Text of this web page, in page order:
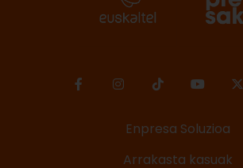
Enpresa Soluzioa
Arrakasta kasuak